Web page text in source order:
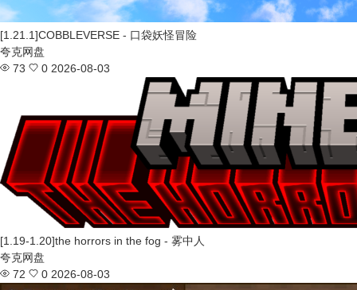
[1.21.1]COBBLEVERSE - 口袋妖怪冒险
夸克网盘
73
0 2026-08-03
[1.19-1.20]the horrors in the fog - 雾中人
夸克网盘
72
0 2026-08-03